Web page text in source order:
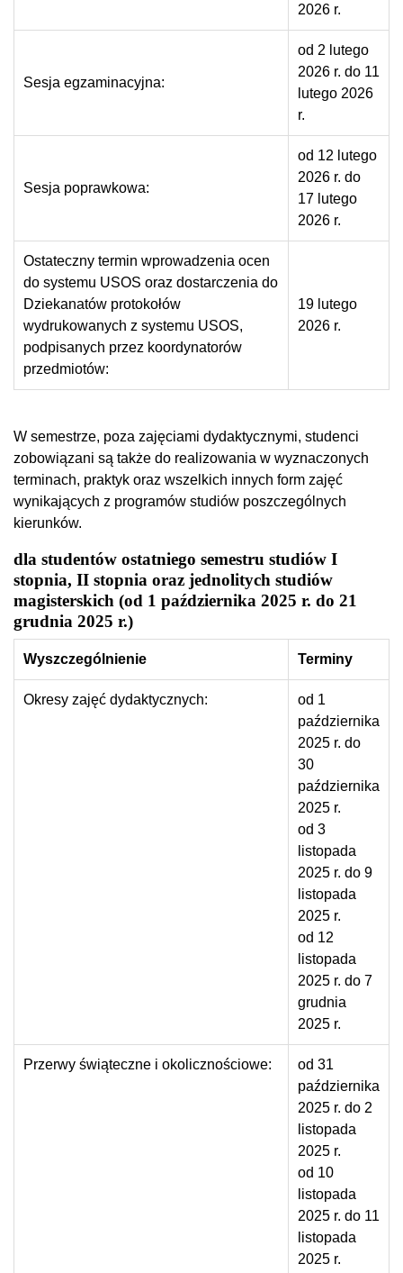
2026 r.
Sesja egzaminacyjna:
od 2 lutego
2026 r. do 11
lutego 2026
r.
Sesja poprawkowa:
od 12 lutego
2026 r. do
17 lutego
2026 r.
Ostateczny termin wprowadzenia ocen
do systemu USOS oraz dostarczenia do
Dziekanatów protokołów
wydrukowanych z systemu USOS,
podpisanych przez koordynatorów
przedmiotów:
19 lutego
2026 r.
W semestrze, poza zajęciami dydaktycznymi, studenci
zobowiązani są także do realizowania w wyznaczonych
terminach, praktyk oraz wszelkich innych form zajęć
wynikających z programów studiów poszczególnych
kierunków.
dla studentów ostatniego semestru studiów I
stopnia, II stopnia oraz jednolitych studiów
magisterskich (od 1 października 2025 r. do 21
grudnia 2025 r.)
Wyszczególnienie Terminy
Okresy zajęć dydaktycznych:
od 1
października
2025 r. do
30
października
2025 r.
od 3
listopada
2025 r. do 9
listopada
2025 r.
od 12
listopada
2025 r. do 7
grudnia
2025 r.
Przerwy świąteczne i okolicznościowe:
od 31
października
2025 r. do 2
listopada
2025 r.
od 10
listopada
2025 r. do 11
listopada
2025 r.